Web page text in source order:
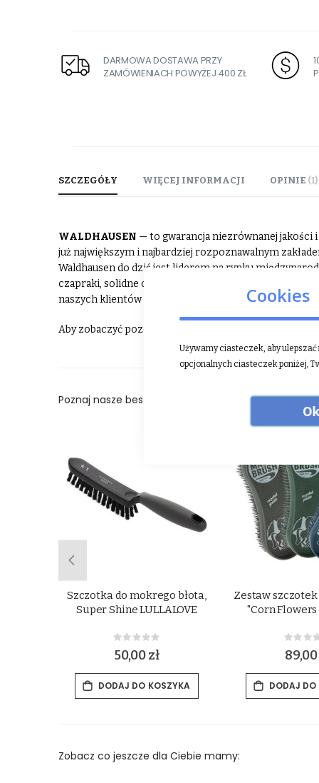
DARMOWA DOSTAWA PRZY
ZAMÓWIENIACH POWYŻEJ 400 ZŁ
SZCZEGÓŁY WIĘCEJ INFORMACJI OPINIE 1
WALDHAUSEN — to gwarancja niezrównanej jakości i
już największym i najbardziej rozpoznawalnym
Waldhausen do dziś jest liderem na rynku
czapraki, solidne ochraniacze, a także modną odzież
naszych klientów marką.
Aby zobaczyć pozostałe produkty Waldhausen ⮕
Poznaj nasze bestsellery:
Szczotka do mokrego błota,
Super Shine LULLALOVE
Rating:
0%
50,00 zł
DODAJ DO KOSZYKA
Zestaw
"Corn Flowers
0%
89,00
DODAJ
Zobacz co jeszcze dla Ciebie mamy:
Cookies
Używamy ciasteczek, aby
opcjonalnych ciasteczek poniżej,